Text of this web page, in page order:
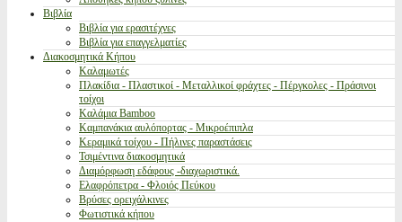
Βιβλία
Βιβλία για ερασιτέχνες
Βιβλία για επαγγελματίες
Διακοσμητικά Κήπου
Καλαμωτές
Πλακίδια - Πλαστικοί - Μεταλλικοί φράχτες - Πέργκολες - Πράσινοι
τοίχοι
Καλάμια Bamboo
Καμπανάκια αυλόπορτας - Μικροέπιπλα
Κεραμικά τοίχου - Πήλινες παραστάσεις
Τσιμέντινα διακοσμητικά
Διαμόρφωση εδάφους -διαχωριστικά.
Ελαφρόπετρα - Φλοιός Πεύκου
Βρύσες ορειχάλκινες
Φωτιστικά κήπου